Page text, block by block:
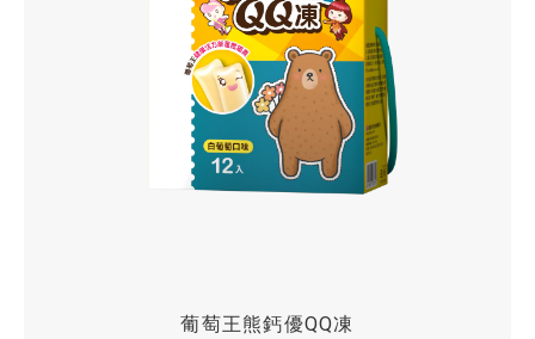
葡萄王熊鈣優QQ凍
VIEW MORE